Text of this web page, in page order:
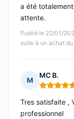
Publié le 22/01/
suite à un achat
a été
attente.
M
MC B.
Note : 5
Tres satisfaite ,
professionnel